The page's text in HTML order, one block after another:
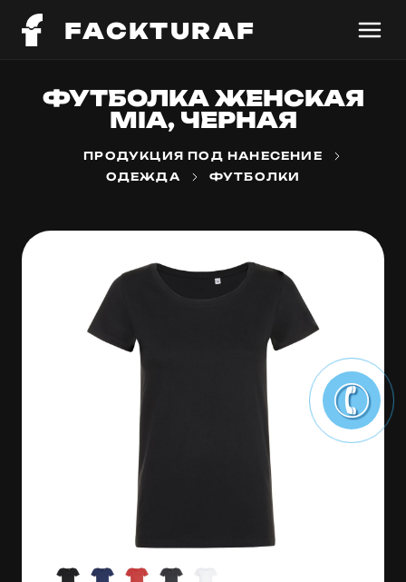
FACKTURAF
ФУТБОЛКА ЖЕНСКАЯ
MIA, ЧЕРНАЯ
ПРОДУКЦИЯ ПОД НАНЕСЕНИЕ
ОДЕЖДА
ФУТБОЛКИ